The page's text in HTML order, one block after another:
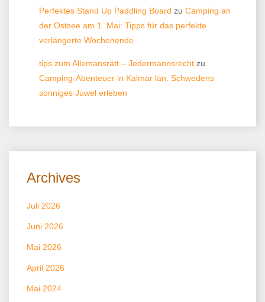
Perfektes Stand Up Paddling Board zu Camping an
der Ostsee am 1. Mai: Tipps für das perfekte
verlängerte Wochenende
tips zum Allemansrätt – Jedermannsrecht zu
Camping-Abenteuer in Kalmar län: Schwedens
sonniges Juwel erleben
Archives
Juli 2026
Juni 2026
Mai 2026
April 2026
Mai 2024